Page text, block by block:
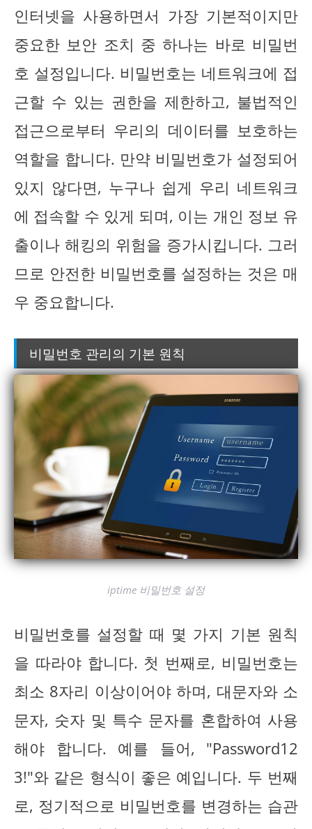
인터넷을 사용하면서 가장 기본적이지만
중요한 보안 조치 중 하나는 바로 비밀번
호 설정입니다. 비밀번호는 네트워크에 접
근할 수 있는 권한을 제한하고, 불법적인
접근으로부터 우리의 데이터를 보호하는
역할을 합니다. 만약 비밀번호가 설정되어
있지 않다면, 누구나 쉽게 우리 네트워크
에 접속할 수 있게 되며, 이는 개인 정보 유
출이나 해킹의 위험을 증가시킵니다. 그러
므로 안전한 비밀번호를 설정하는 것은 매
우 중요합니다.
비밀번호 관리의 기본 원칙
iptime 비밀번호 설정
비밀번호를 설정할 때 몇 가지 기본 원칙
을 따라야 합니다. 첫 번째로, 비밀번호는
최소 8자리 이상이어야 하며, 대문자와 소
문자, 숫자 및 특수 문자를 혼합하여 사용
해야 합니다. 예를 들어, "Password12
3!"와 같은 형식이 좋은 예입니다. 두 번째
로, 정기적으로 비밀번호를 변경하는 습관